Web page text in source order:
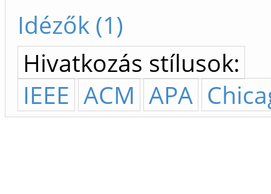
Idézők (1)
Hivatkozás stílusok:
IEEE ACM APA